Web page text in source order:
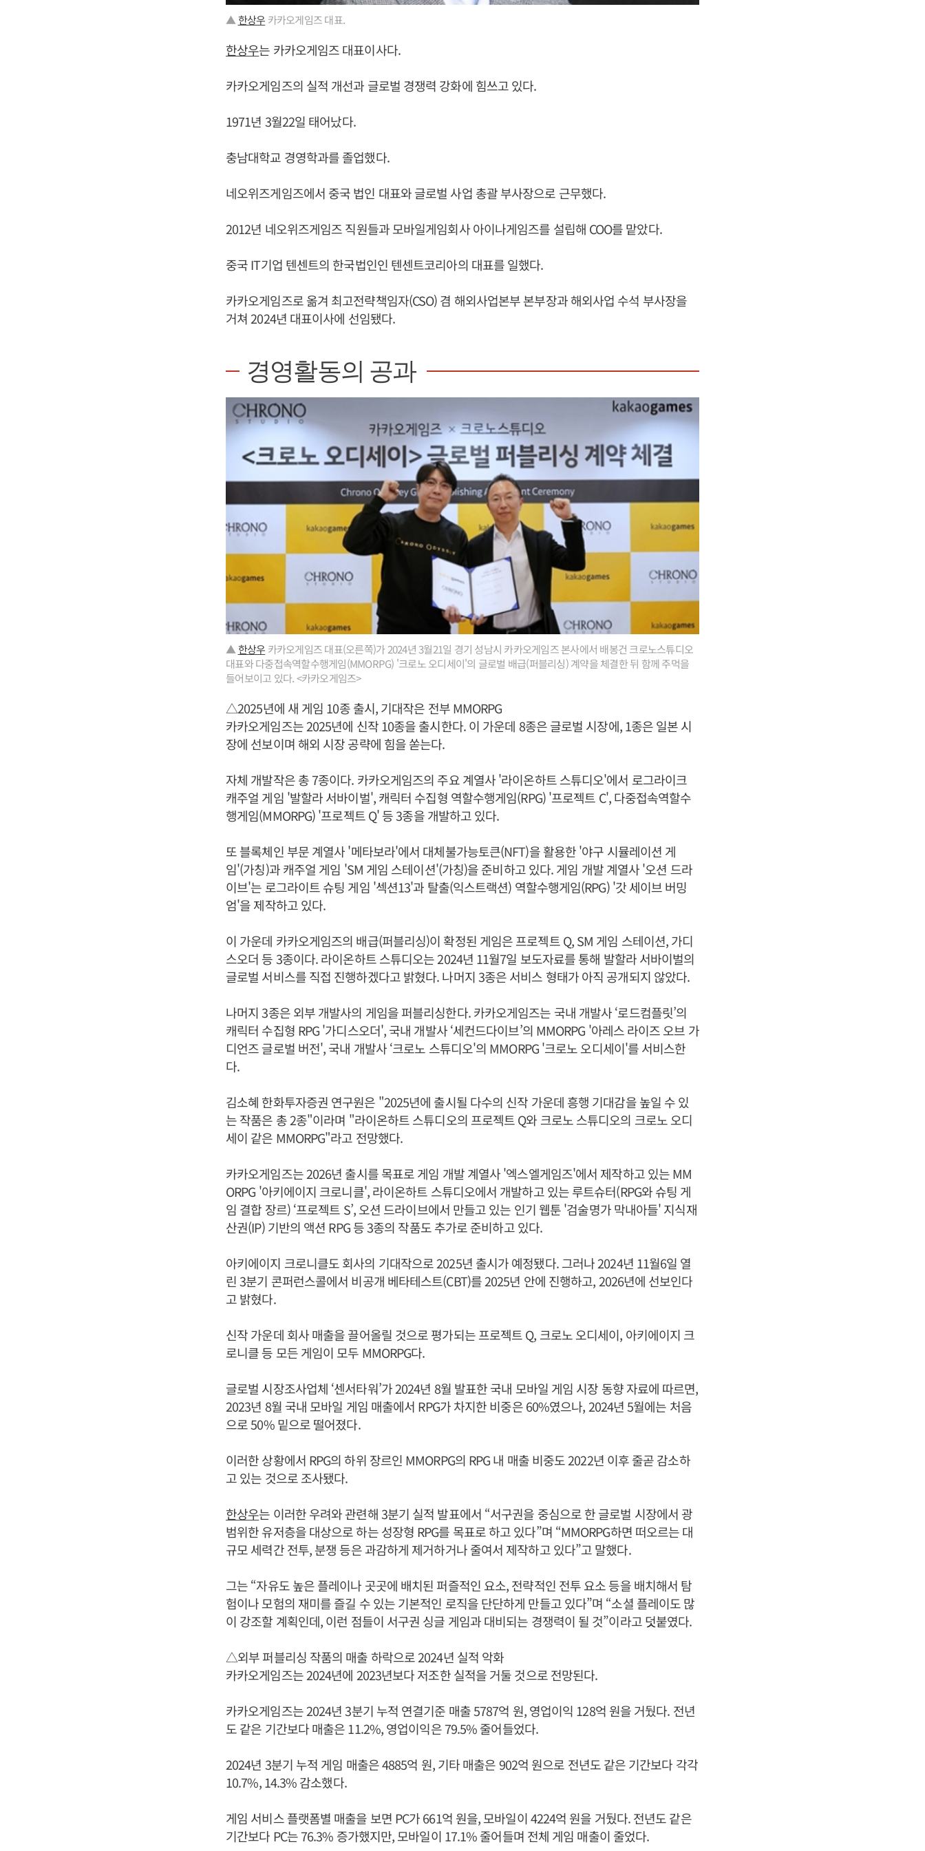
▲한상우 카카오게임즈 대표.
한상우는 카카오게임즈 대표이사다.
카카오게임즈의 실적 개선과 글로벌 경쟁력 강화에 힘쓰고 있다.
1971년 3월22일 태어났다.
충남대학교 경영학과를 졸업했다.
네오위즈게임즈에서 중국 법인 대표와 글로벌 사업 총괄 부사장으로 근무했다.
2012년 네오위즈게임즈 직원들과 모바일게임회사 아이나게임즈를 설립해 COO를 맡았다.
중국 IT기업 텐센트의 한국법인인 텐센트코리아의 대표를 일했다.
카카오게임즈로 옮겨 최고전략책임자(CSO) 겸 해외사업본부 본부장과 해외사업 수석 부사장을
거쳐 2024년 대표이사에 선임됐다.
경영활동의 공과
▲한상우 카카오게임즈 대표(오른쪽)가 2024년 3월21일 경기 성남시 카카오게임즈 본사에서 배봉건 크로노스튜디오
대표와 다중접속역할수행게임(MMORPG) '크로노 오디세이'의 글로벌 배급(퍼블리싱) 계약을 체결한 뒤 함께 주먹을
들어보이고 있다. <카카오게임즈>
△2025년에 새 게임 10종 출시, 기대작은 전부 MMORPG
카카오게임즈는 2025년에 신작 10종을 출시한다. 이 가운데 8종은 글로벌 시장에, 1종은 일본 시
장에 선보이며 해외 시장 공략에 힘을 쏟는다.
자체 개발작은 총 7종이다. 카카오게임즈의 주요 계열사 '라이온하트 스튜디오'에서 로그라이크
캐주얼 게임 '발할라 서바이벌', 캐릭터 수집형 역할수행게임(RPG) '프로젝트 C', 다중접속역할수
행게임(MMORPG) '프로젝트 Q' 등 3종을 개발하고 있다.
또 블록체인 부문 계열사 '메타보라'에서 대체불가능토큰(NFT)을 활용한 '야구 시뮬레이션 게
임'(가칭)과 캐주얼 게임 'SM 게임 스테이션'(가칭)을 준비하고 있다. 게임 개발 계열사 '오션 드라
이브'는 로그라이트 슈팅 게임 '섹션13'과 탈출(익스트랙션) 역할수행게임(RPG) '갓 세이브 버밍
엄'을 제작하고 있다.
이 가운데 카카오게임즈의 배급(퍼블리싱)이 확정된 게임은 프로젝트 Q, SM 게임 스테이션, 가디
스오더 등 3종이다. 라이온하트 스튜디오는 2024년 11월7일 보도자료를 통해 발할라 서바이벌의
글로벌 서비스를 직접 진행하겠다고 밝혔다. 나머지 3종은 서비스 형태가 아직 공개되지 않았다.
나머지 3종은 외부 개발사의 게임을 퍼블리싱한다. 카카오게임즈는 국내 개발사 ‘로드컴플릿’의
캐릭터 수집형 RPG '가디스오더', 국내 개발사 ‘세컨드다이브’의 MMORPG '아레스 라이즈 오브 가
디언즈 글로벌 버전', 국내 개발사 ‘크로노 스튜디오'의 MMORPG '크로노 오디세이'를 서비스한
다.
김소혜 한화투자증권 연구원은 "2025년에 출시될 다수의 신작 가운데 흥행 기대감을 높일 수 있
는 작품은 총 2종"이라며 "라이온하트 스튜디오의 프로젝트 Q와 크로노 스튜디오의 크로노 오디
세이 같은 MMORPG"라고 전망했다.
카카오게임즈는 2026년 출시를 목표로 게임 개발 계열사 '엑스엘게임즈'에서 제작하고 있는 MM
ORPG '아키에이지 크로니클', 라이온하트 스튜디오에서 개발하고 있는 루트슈터(RPG와 슈팅 게
임 결합 장르) ‘프로젝트 S’, 오션 드라이브에서 만들고 있는 인기 웹툰 '검술명가 막내아들' 지식재
산권(IP) 기반의 액션 RPG 등 3종의 작품도 추가로 준비하고 있다.
아키에이지 크로니클도 회사의 기대작으로 2025년 출시가 예정됐다. 그러나 2024년 11월6일 열
린 3분기 콘퍼런스콜에서 비공개 베타테스트(CBT)를 2025년 안에 진행하고, 2026년에 선보인다
고 밝혔다.
신작 가운데 회사 매출을 끌어올릴 것으로 평가되는 프로젝트 Q, 크로노 오디세이, 아키에이지 크
로니클 등 모든 게임이 모두 MMORPG다.
글로벌 시장조사업체 ‘센서타워’가 2024년 8월 발표한 국내 모바일 게임 시장 동향 자료에 따르면,
2023년 8월 국내 모바일 게임 매출에서 RPG가 차지한 비중은 60%였으나, 2024년 5월에는 처음
으로 50% 밑으로 떨어졌다.
이러한 상황에서 RPG의 하위 장르인 MMORPG의 RPG 내 매출 비중도 2022년 이후 줄곧 감소하
고 있는 것으로 조사됐다.
한상우는 이러한 우려와 관련해 3분기 실적 발표에서 “서구권을 중심으로 한 글로벌 시장에서 광
범위한 유저층을 대상으로 하는 성장형 RPG를 목표로 하고 있다”며 “MMORPG하면 떠오르는 대
규모 세력간 전투, 분쟁 등은 과감하게 제거하거나 줄여서 제작하고 있다”고 말했다.
그는 “자유도 높은 플레이나 곳곳에 배치된 퍼즐적인 요소, 전략적인 전투 요소 등을 배치해서 탐
험이나 모험의 재미를 즐길 수 있는 기본적인 로직을 단단하게 만들고 있다”며 “소셜 플레이도 많
이 강조할 계획인데, 이런 점들이 서구권 싱글 게임과 대비되는 경쟁력이 될 것”이라고 덧붙였다.
△외부 퍼블리싱 작품의 매출 하락으로 2024년 실적 악화
카카오게임즈는 2024년에 2023년보다 저조한 실적을 거둘 것으로 전망된다.
카카오게임즈는 2024년 3분기 누적 연결기준 매출 5787억 원, 영업이익 128억 원을 거뒀다. 전년
도 같은 기간보다 매출은 11.2%, 영업이익은 79.5% 줄어들었다.
2024년 3분기 누적 게임 매출은 4885억 원, 기타 매출은 902억 원으로 전년도 같은 기간보다 각각
10.7%, 14.3% 감소했다.
게임 서비스 플랫폼별 매출을 보면 PC가 661억 원을, 모바일이 4224억 원을 거뒀다. 전년도 같은
기간보다 PC는 76.3% 증가했지만, 모바일이 17.1% 줄어들며 전체 게임 매출이 줄었다.